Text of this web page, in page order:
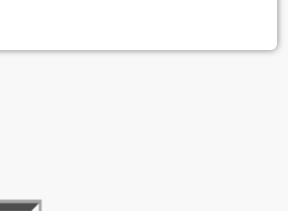
συνδυασμούς, τους λεπτοδουλεμένους